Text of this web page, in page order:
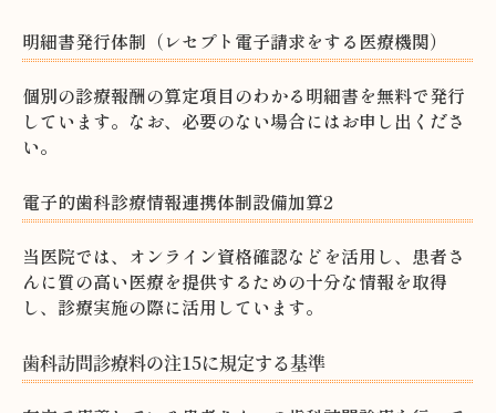
明細書発行体制（レセプト電子請求をする医療機関）
個別の診療報酬の算定項目のわかる明細書を無料で発行
しています。なお、必要のない場合にはお申し出くださ
い。
電子的歯科診療情報連携体制設備加算2
当医院では、オンライン資格確認などを活用し、患者さ
んに質の高い医療を提供するための十分な情報を取得
し、診療実施の際に活用しています。
歯科訪問診療料の注15に規定する基準